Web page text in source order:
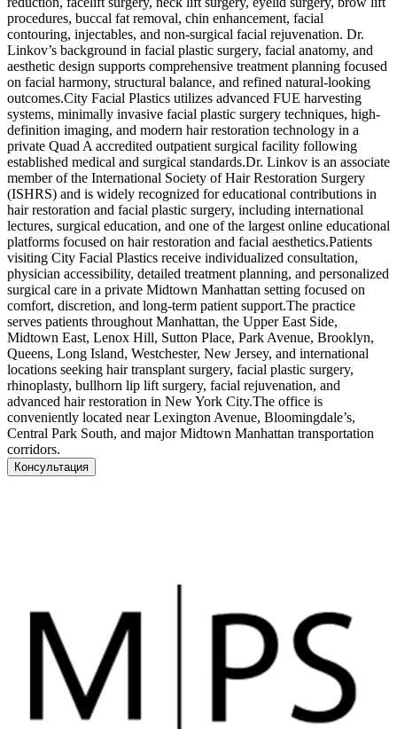
procedures, buccal fat removal, chin enhancement, facial
contouring, injectables, and non-surgical facial rejuvenation. Dr.
Linkov’s background in facial plastic surgery, facial anatomy, and
aesthetic design supports comprehensive treatment planning focused
on facial harmony, structural balance, and refined natural-looking
outcomes.City Facial Plastics utilizes advanced FUE harvesting
systems, minimally invasive facial plastic surgery techniques, high-
definition imaging, and modern hair restoration technology in a
private Quad A accredited outpatient surgical facility following
established medical and surgical standards.Dr. Linkov is an associate
member of the International Society of Hair Restoration Surgery
(ISHRS) and is widely recognized for educational contributions in
hair restoration and facial plastic surgery, including international
lectures, surgical education, and one of the largest online educational
platforms focused on hair restoration and facial aesthetics.Patients
visiting City Facial Plastics receive individualized consultation,
physician accessibility, detailed treatment planning, and personalized
surgical care in a private Midtown Manhattan setting focused on
comfort, discretion, and long-term patient support.The practice
serves patients throughout Manhattan, the Upper East Side,
Midtown East, Lenox Hill, Sutton Place, Park Avenue, Brooklyn,
Queens, Long Island, Westchester, New Jersey, and international
locations seeking hair transplant surgery, facial plastic surgery,
rhinoplasty, bullhorn lip lift surgery, facial rejuvenation, and
advanced hair restoration in New York City.The office is
conveniently located near Lexington Avenue, Bloomingdale’s,
Central Park South, and major Midtown Manhattan transportation
corridors.
Консультация